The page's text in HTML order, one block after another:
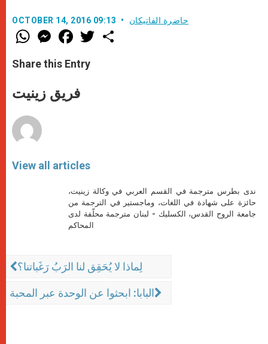
OCTOBER 14, 2016 09:13 حاضرة الفاتيكان
W
h
t
s
p
p
M
e
s
e
g
e
F
a
e
b
o
k
w
Share this Entry
فريق زينيت
View all articles
ندى بطرس مترجمة في القسم العربي في وكالة زينيت،
حائزة على شهادة في اللغات، وماجستير في الترجمة من
جامعة الروح القدس، الكسليك - لبنان مترجمة محلّفة لدى
المحاكم
لِماذا لا يُحَقِق لنا الرَبُ رَغَباتنا؟
البابا: ابحثوا عن الوحدة عبر المحبة